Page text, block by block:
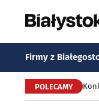
Firmy z
POLECAMY